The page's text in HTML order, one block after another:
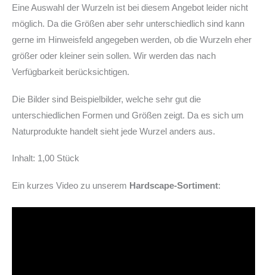
Eine Auswahl der Wurzeln ist bei diesem Angebot leider nicht
möglich. Da die Größen aber sehr unterschiedlich sind kann
gerne im Hinweisfeld angegeben werden, ob die Wurzeln eher
größer oder kleiner sein sollen. Wir werden das nach
Verfügbarkeit berücksichtigen.
Die Bilder sind Beispielbilder, welche sehr gut die
unterschiedlichen Formen und Größen zeigt. Da es sich um
Naturprodukte handelt sieht jede Wurzel anders aus.
Inhalt: 1,00 Stück
Ein kurzes Video zu unserem Hardscape-Sortiment: